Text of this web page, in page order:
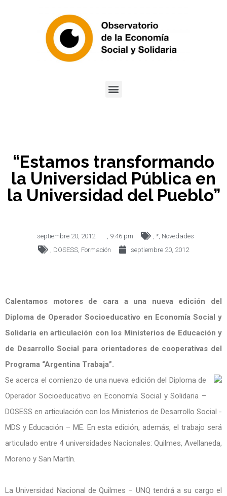
“Estamos transformando
la Universidad Pública en
la Universidad del Pueblo”
septiembre 20, 2012 9:46 pm * Novedades
DOSESS Formación septiembre 20, 2012
Calentamos motores de cara a una nueva edición del
Diploma de Operador Socioeducativo en Economía Social y
Solidaria en articulación con los Ministerios de Educación y
de Desarrollo Social para orientadores de cooperativas del
Programa “Argentina Trabaja”.
Se acerca el comienzo de una nueva edición del Diploma de
Operador Socioeducativo en Economía Social y Solidaria –
DOSESS en articulación con los Ministerios de Desarrollo Social -
MDS y Educación – ME. En esta edición, además, el trabajo será
articulado entre 4 universidades Nacionales: Quilmes, Avellaneda,
Moreno y San Martín.
La Universidad Nacional de Quilmes – UNQ tendrá a su cargo el